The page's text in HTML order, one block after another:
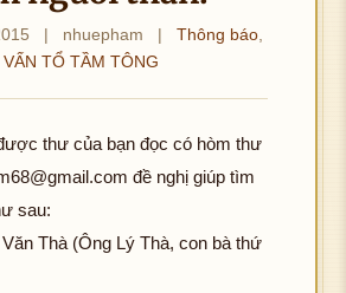
| nhuepham | Thông báo
VẤN TỔ TẦM TÔNG
thư của bạn đọc có hòm thư
đề nghị giúp tìm
sau:
Thà (Ông Lý Thà, con bà thứ